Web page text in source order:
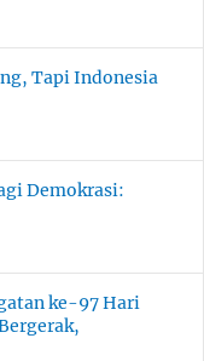
Tapi Indonesia
Demokrasi:
ke-97 Hari